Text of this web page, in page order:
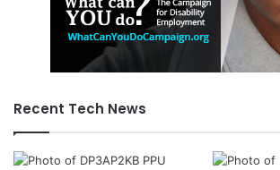
Recent Tech News